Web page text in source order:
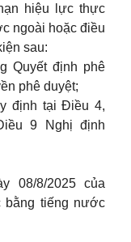
hiệu lực thực
ngoài hoặc điều
sau:
Quyết định phê
phê duyệt;
định tại Điều 4,
9 Nghị định
08/8/2025 của
bằng tiếng nước